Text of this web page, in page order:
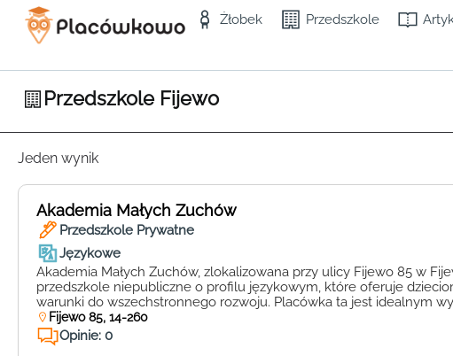
Żłobek Przedszkole
Przedszkole Fijewo
Jeden wynik
Akademia Małych Zuchów
Przedszkole Prywatne
Językowe
Akademia Małych Zuchów, zlokalizowana przy ulicy Fijewo 85 w
przedszkole niepubliczne o profilu językowym, które oferuje
warunki do wszechstronnego rozwoju. Placówka ta jest idealnym
rodziców, którzy pragną, aby ich dzieci już od najmłodszych lat miały
językami obcymi. Kadra pedagogiczna w Akademii Małych Zuchów
wykwalifikowanych specjalistów, […]
Fijewo 85, 14-260
Opinie: 0